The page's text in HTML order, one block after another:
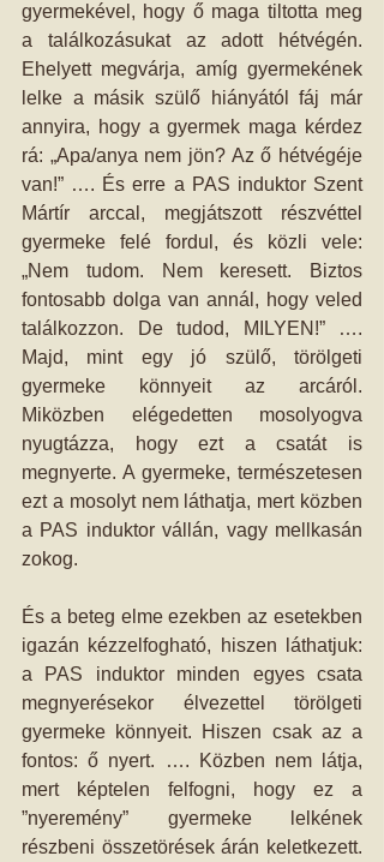
gyermekével, hogy ő maga tiltotta meg
a találkozásukat az adott hétvégén.
Ehelyett megvárja, amíg gyermekének
lelke a másik szülő hiányától fáj már
annyira, hogy a gyermek maga kérdez
rá: „Apa/anya nem jön? Az ő hétvégéje
van!” …. És erre a PAS induktor Szent
Mártír arccal, megjátszott részvéttel
gyermeke felé fordul, és közli vele:
„Nem tudom. Nem keresett. Biztos
fontosabb dolga van annál, hogy veled
találkozzon. De tudod, MILYEN!” ….
Majd, mint egy jó szülő, törölgeti
gyermeke könnyeit az arcáról.
Miközben elégedetten mosolyogva
nyugtázza, hogy ezt a csatát is
megnyerte. A gyermeke, természetesen
ezt a mosolyt nem láthatja, mert közben
a PAS induktor vállán, vagy mellkasán
zokog.
És a beteg elme ezekben az esetekben
igazán kézzelfogható, hiszen láthatjuk:
a PAS induktor minden egyes csata
megnyerésekor élvezettel törölgeti
gyermeke könnyeit. Hiszen csak az a
fontos: ő nyert. …. Közben nem látja,
mert képtelen felfogni, hogy ez a
”nyeremény” gyermeke lelkének
részbeni összetörések árán keletkezett.